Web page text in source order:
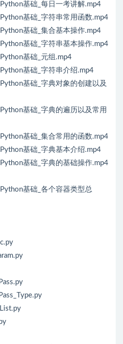
基础_每日一考讲解.mp4
基础_字符串常用函数.mp4
基础_集合基本操作.mp4
基础_字符串基本操作.mp4
基础_元组.mp4
基础_字符串介绍.mp4
基础_字典对象的创建以及
基础_字典的遍历以及常用
基础_集合常用的函数.mp4
基础_字典基本介绍.mp4
基础_字典的基础操作.mp4
基础_各个容器类型总